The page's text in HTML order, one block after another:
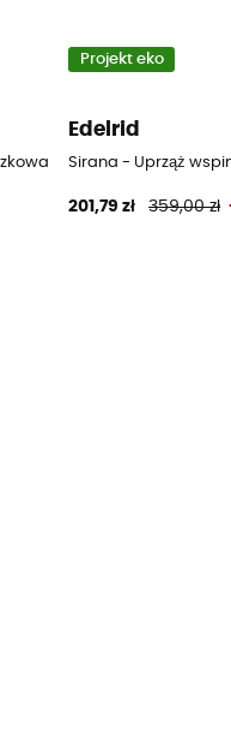
Projekt eko
Edelrid
Sirana - Uprząż
201,79 zł 359,00 zł